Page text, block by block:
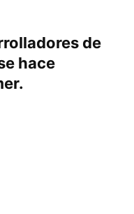
de
hace